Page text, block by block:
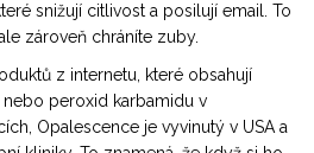
snižují citlivost a posilují email. To
zároveň chráníte zuby.
z internetu, které obsahují
peroxid karbamidu v
Opalescence je vyvinutý v USA a